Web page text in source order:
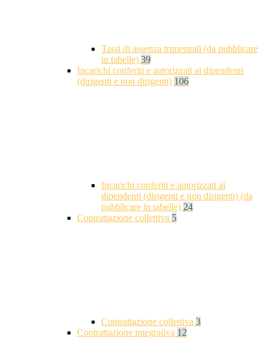
Tassi di assenza trimestrali (da pubblicare
in tabelle) 39
Incarichi conferiti e autorizzati ai dipendenti
(dirigenti e non dirigenti) 106
Incarichi conferiti e autorizzati ai
dipendenti (dirigenti e non dirigenti) (da
pubblicare in tabelle) 24
Contrattazione collettiva 5
Contrattazione collettiva 3
Contrattazione integrativa 12